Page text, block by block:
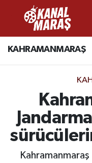
KAHRAMANMARAŞ
Kahramanmaraş
CANLI YAYIN
SPOR
SİYASET
Süper Lig Puan